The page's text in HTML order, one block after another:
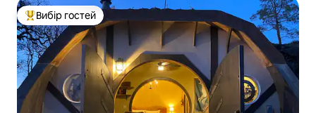
Топ вибір гостей
Вибір гостей